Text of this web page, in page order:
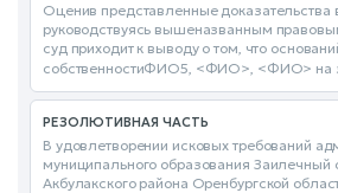
Оценив представленные доказательства
руководствуясь вышеназванным
суд приходит к выводу о том, что
собственностиФИО5, <ФИО>, <ФИО> на
РЕЗОЛЮТИВНАЯ ЧАСТЬ
В удовлетворении исковых требований
муниципального образования Заилечный
Акбулакского района Оренбургской